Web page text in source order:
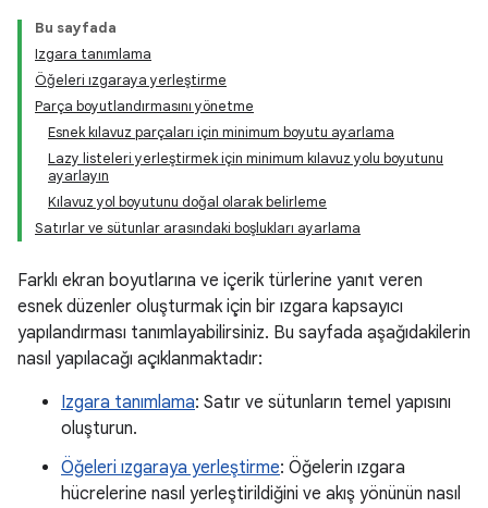
Bu sayfada
Izgara tanımlama
Öğeleri ızgaraya yerleştirme
Parça boyutlandırmasını yönetme
Esnek kılavuz parçaları için minimum boyutu ayarlama
Lazy listeleri yerleştirmek için minimum kılavuz yolu boyutunu
ayarlayın
Kılavuz yol boyutunu doğal olarak belirleme
Satırlar ve sütunlar arasındaki boşlukları ayarlama
Farklı ekran boyutlarına ve içerik türlerine yanıt veren
esnek düzenler oluşturmak için bir ızgara kapsayıcı
yapılandırması tanımlayabilirsiniz. Bu sayfada aşağıdakilerin
nasıl yapılacağı açıklanmaktadır:
Izgara tanımlama: Satır ve sütunların temel yapısını
oluşturun.
Öğeleri ızgaraya yerleştirme: Öğelerin ızgara
hücrelerine nasıl yerleştirildiğini ve akış yönünün nasıl